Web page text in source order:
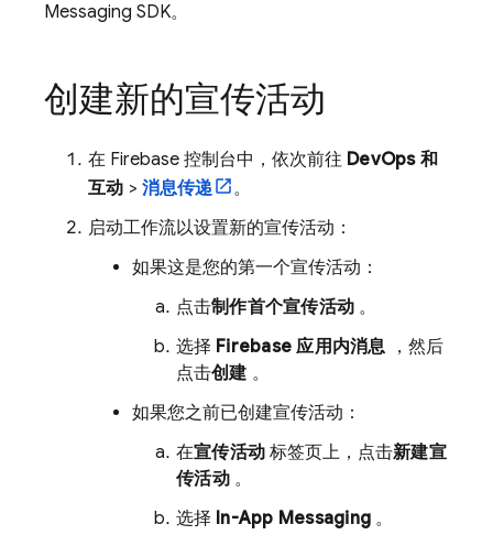
Messaging SDK。
创建新的宣传活动
在 Firebase 控制台中，依次前往 DevOps 和
互动 > 消息传递
。
启动工作流以设置新的宣传活动：
如果这是您的第一个宣传活动：
点击制作首个宣传活动 。
选择 Firebase 应用内消息，然后
点击创建 。
如果您之前已创建宣传活动：
在宣传活动 标签页上，点击新建宣
传活动。
选择 In-App Messaging 。